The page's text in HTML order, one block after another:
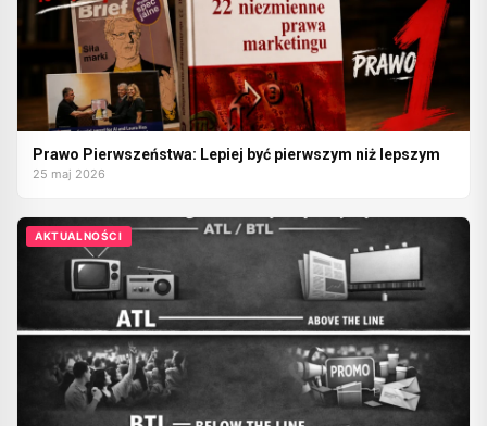
Prawo Pierwszeństwa: Lepiej być pierwszym niż lepszym
25 maj 2026
AKTUALNOŚCI